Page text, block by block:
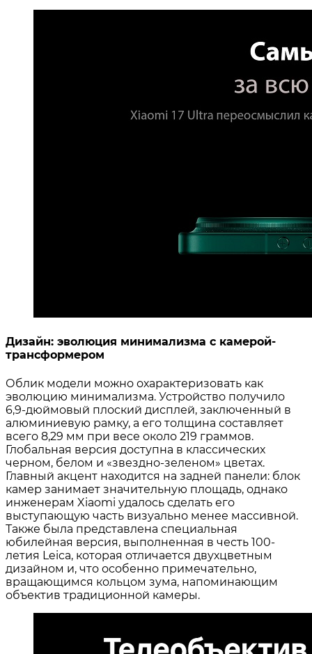
Дизайн: эволюция минимализма с камерой-
трансформером
Облик модели можно охарактеризовать как
эволюцию минимализма. Устройство получило
6,9-дюймовый плоский дисплей, заключенный в
алюминиевую рамку, а его толщина составляет
всего 8,29 мм при весе около 219 граммов.
Глобальная версия доступна в классических
черном, белом и «звездно-зеленом» цветах.
Главный акцент находится на задней панели: блок
камер занимает значительную площадь, однако
инженерам Xiaomi удалось сделать его
выступающую часть визуально менее массивной.
Также была представлена специальная
юбилейная версия, выполненная в честь 100-
летия Leica, которая отличается двухцветным
дизайном и, что особенно примечательно,
вращающимся кольцом зума, напоминающим
объектив традиционной камеры.